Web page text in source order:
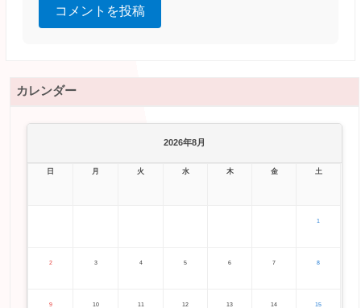
コメントを投稿
カレンダー
2026年8月
日 月 火 水 木 金 土
1
2 3 4 5 6 7 8
9 10 11 12 13 14 15